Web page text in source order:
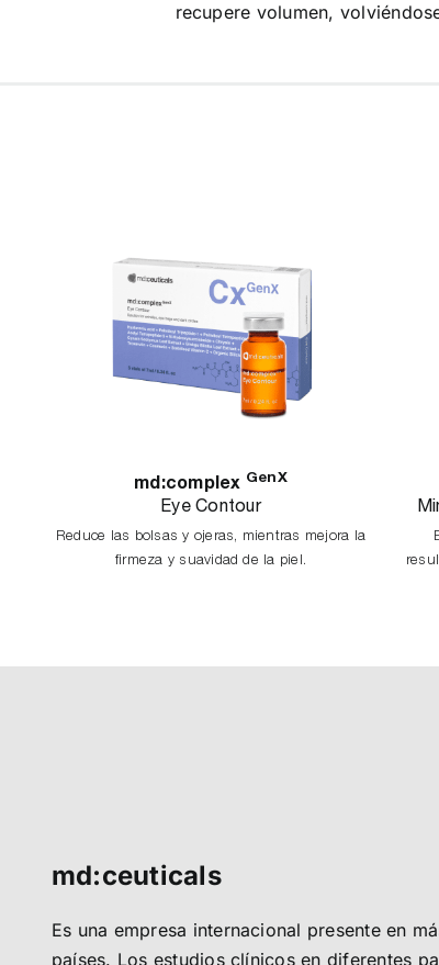
recupere volumen,
md:complex GenX
Eye Contour
Reduce las bolsas y ojeras, mientras mejora la
firmeza y suavidad de la piel.
md:ceuticals
Es una empresa internacional presente en
países. Los estudios clínicos en diferentes